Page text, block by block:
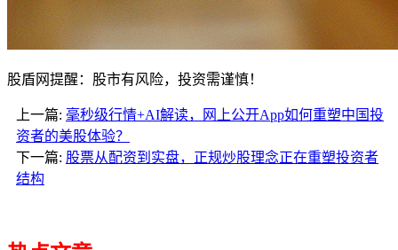
股盾网提醒：股市有风险，投资需谨慎！
上一篇: 毫秒级行情+AI解读，网上公开App如何重塑中国投
资者的美股体验？
下一篇: 股票从配资到实盘，正规炒股理念正在重塑投资者
结构